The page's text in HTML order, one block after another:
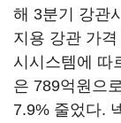
해 3분기 강관
지용 강관 가
시시스템에 따
은 789억원으
7.9% 줄었다.